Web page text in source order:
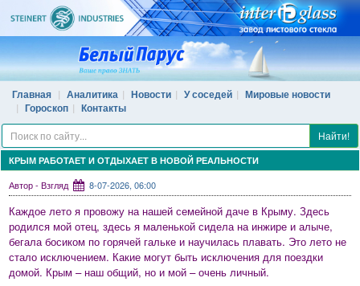
Главная Аналитика Новости У соседей
Мировые новости
Гороскоп
Контакты
Найти!
КРЫМ РАБОТАЕТ И ОТДЫХАЕТ В НОВОЙ РЕАЛЬНОСТИ
Автор - Взгляд 8-07-2026, 06:00
Каждое лето я провожу на нашей семейной даче в Крыму. Здесь
родился мой отец, здесь я маленькой сидела на инжире и алыче,
бегала босиком по горячей гальке и научилась плавать. Это лето не
стало исключением. Какие могут быть исключения для поездки
домой. Крым – наш общий, но и мой – очень личный.